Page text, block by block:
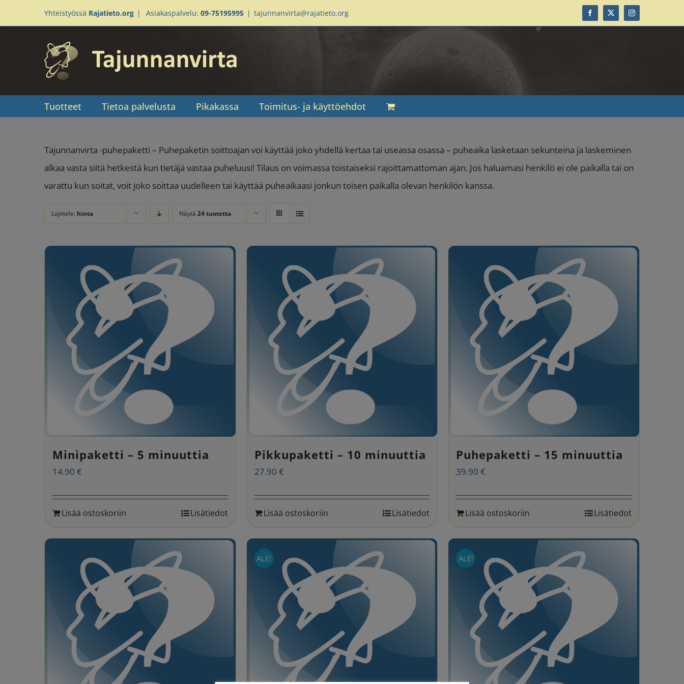
to
Yhteistyössä Rajatieto.org | Asiakaspalvelu: 09-75195995 | tajunnanvirta@rajatieto.org Facebook
X Instagram
Tuotteet Tietoa palvelusta Pikakassa Toimitus- ja käyttöehdot
Tajunnanvirta -puhepaketti – Puhepaketin soittoajan voi käyttää joko yhdellä kertaa tai useassa osassa – puheaika lasketaan sekunteina ja laskeminen
alkaa vasta siitä hetkestä kun tietäjä vastaa puheluusi! Tilaus on voimassa toistaiseksi rajoittamattoman ajan. Jos haluamasi henkilö ei ole paikalla tai on
varattu kun soitat, voit joko soittaa uudelleen tai käyttää puheaikaasi jonkun toisen paikalla olevan henkilön kanssa.
Lajittele: hinta Näytä 24 tuotetta
Minipaketti – 5 minuuttia
14.90 €
Lisää ostoskoriin Lisätiedot
Pikkupaketti – 10 minuuttia
27.90 €
Lisää ostoskoriin Lisätiedot
Puhepaketti – 15 minuuttia
39.90€
Lisää ostoskoriin Lisätiedot
ALE! ALE!